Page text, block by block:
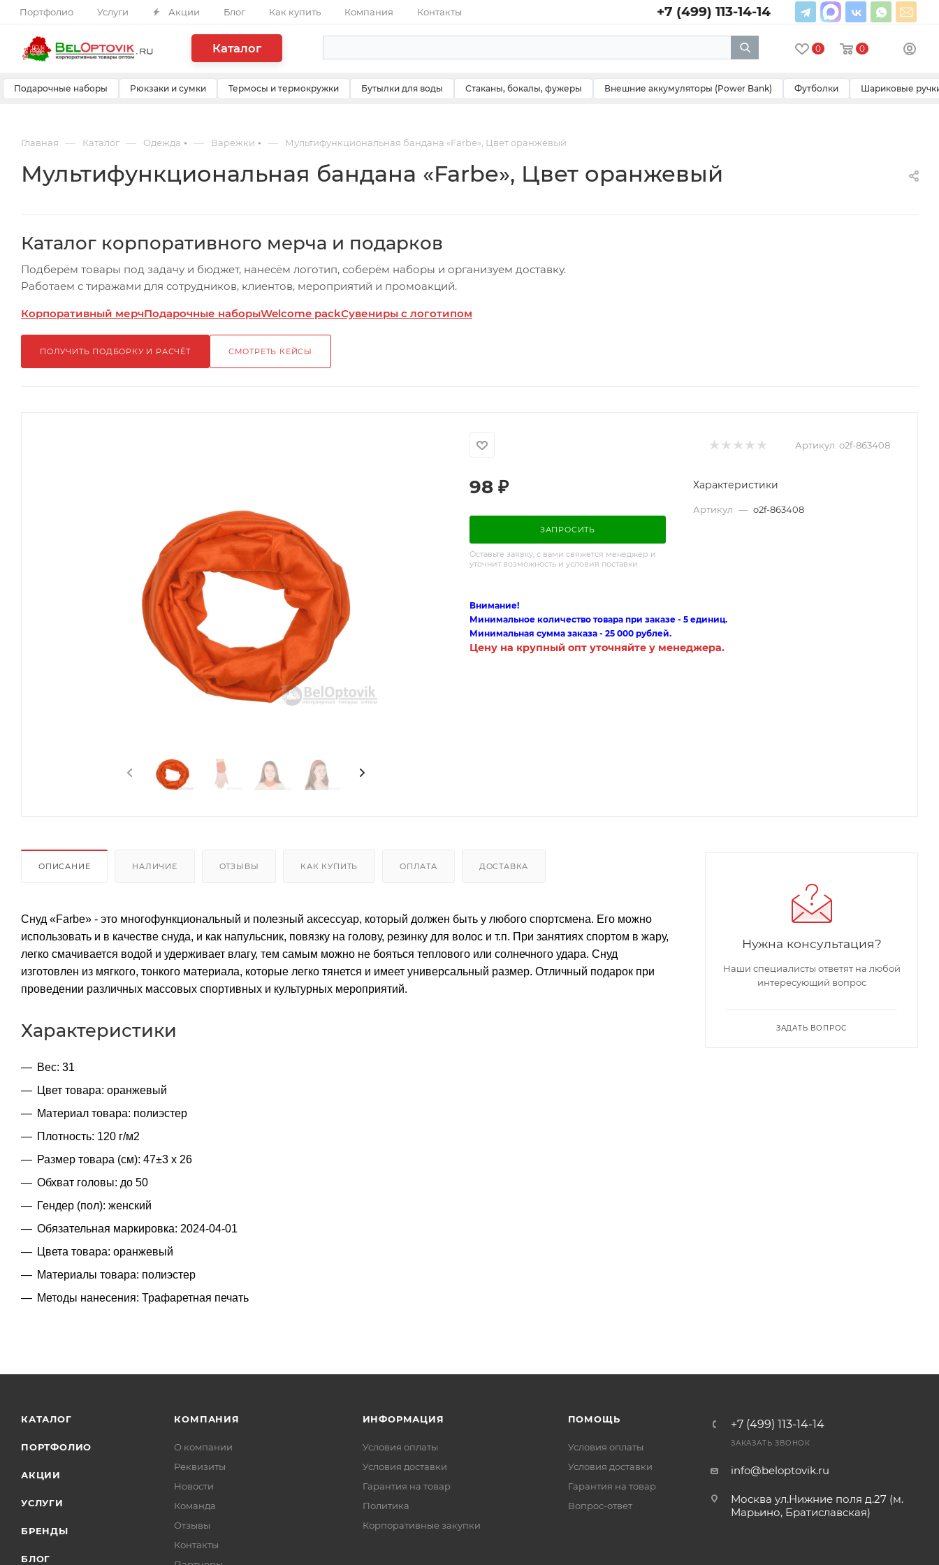
Портфолио Услуги Акции Блог Как купить Компания Контакты +7 (499) 113-14-14
Каталог 0 0
Подарочные наборы Рюкзаки и сумки Термосы и термокружки Бутылки для воды Стаканы, бокалы, фужеры Внешние аккумуляторы (Power Bank) Футболки Шариковые
Главная — Каталог — Одежда — Варежки — Мультифункциональная бандана «Farbe», Цвет оранжевый
Мультифункциональная бандана «Farbe», Цвет оранжевый
Каталог корпоративного мерча и подарков
Подберём товары под задачу и бюджет, нанесём логотип, соберём наборы и организуем доставку.
Работаем с тиражами для сотрудников, клиентов, мероприятий и промоакций.
Корпоративный мерчПодарочные наборыWelcome packСувениры с логотипом
ПОЛУЧИТЬ ПОДБОРКУ И РАСЧЁТ СМОТРЕТЬ КЕЙСЫ
Артикул: o2f-863408
98 ₽
ЗАПРОСИТЬ
Оставьте заявку, с вами свяжется менеджер и
уточнит возможность и условия поставки
Характеристики
Артикул — o2f-863408
Внимание!
Минимальное количество товара при заказе - 5 единиц.
Минимальная сумма заказа - 25 000 рублей.
Цену на крупный опт уточняйте у менеджера.
ОПИСАНИЕ НАЛИЧИЕ ОТЗЫВЫ КАК КУПИТЬ ОПЛАТА ДОСТАВКА
Снуд «Farbe» - это многофункциональный и полезный аксессуар, который должен быть у любого спортсмена. Его можно
использовать и в качестве снуда, и как напульсник, повязку на голову, резинку для волос и т.п. При занятиях спортом в жару,
легко смачивается водой и удерживает влагу, тем самым можно не бояться теплового или солнечного удара. Снуд
изготовлен из мягкого, тонкого материала, которые легко тянется и имеет универсальный размер. Отличный подарок при
проведении различных массовых спортивных и культурных мероприятий.
Характеристики
Вес: 31
Цвет товара: оранжевый
Материал товара: полиэстер
Плотность: 120 г/м2
Размер товара (см): 47±3 х 26
Обхват головы: до 50
Гендер (пол): женский
Обязательная маркировка: 2024-04-01
Цвета товара: оранжевый
Материалы товара: полиэстер
Методы нанесения: Трафаретная печать
Нужна консультация?
Наши специалисты ответят на любой
интересующий вопрос
ЗАДАТЬ ВОПРОС
КАТАЛОГ
ПОРТФОЛИО
АКЦИИ
УСЛУГИ
БРЕНДЫ
БЛОГ
КОМПАНИЯ
О компании
Реквизиты
Новости
Команда
Отзывы
Контакты
ИНФОРМАЦИЯ
Условия оплаты
Условия доставки
Гарантия на товар
Политика
Корпоративные закупки
ПОМОЩЬ
Условия оплаты
Условия доставки
Гарантия на товар
Вопрос-ответ
+7 (499) 113-14-14
ЗАКАЗАТЬ ЗВОНОК
info@beloptovik.ru
Москва ул.Нижние поля д.27 (м.
Марьино, Братиславская)